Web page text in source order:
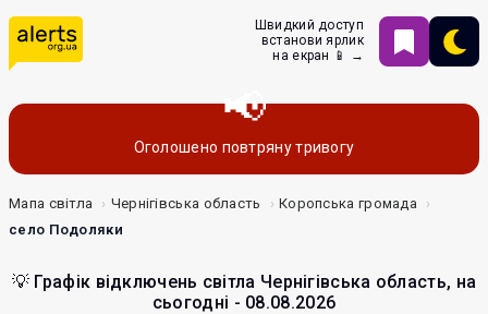
Швидкий доступ
встанови ярлик
на екран 📱 →
Оголошено повтряну тривогу
Мапа світла Чернігівська область
Коропська громада
село Подоляки
💡 Графік відключень світла Чернігівська область, на
сьогодні - 08.08.2026